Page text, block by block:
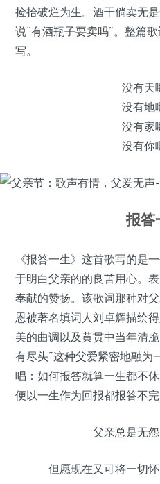
捡拾破烂为生。酒干倘卖无
说“有酒瓶子要卖吗”。整篇
写。
没有天
没有地
没有家
没有你
报答
《报答一生》这首歌写的是
于明白父亲的的良苦用心。
奉献的赞扬。该歌词那种对
恩被著名填词人刘卓辉描绘
美的曲调以及黄贯中当年清
有尽头”这种父爱紧密地融为
唱：如何报答就算一生都不
便以一生作为回报都报答不完
父亲总是无
但愿现在又可将一切